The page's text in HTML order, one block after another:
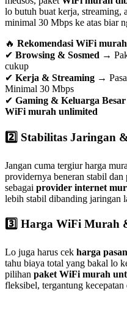
lo butuh buat kerja, streaming,
minimal 30 Mbps ke atas biar
🔥 Rekomendasi WiFi
✔ Browsing & Sosmed →
cukup
✔ Kerja & Streaming →
Minimal 30 Mbps
✔ Gaming & Keluarga Besar
WiFi murah unlimited
2️⃣ Stabilitas Jaringan
Jangan cuma tergiur harga
providernya beneran stabil
sebagai provider internet
lebih stabil dibanding jaringan
3️⃣ Harga WiFi Murah
Lo juga harus cek harga
tahu biaya total yang bakal lo
pilihan paket WiFi murah
fleksibel, tergantung